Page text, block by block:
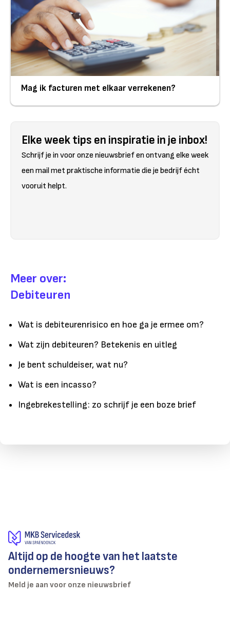
Mag ik facturen met elkaar verrekenen?
Elke week tips en inspiratie in je inbox!
Schrijf je in voor onze nieuwsbrief en ontvang elke week
een mail met praktische informatie die je bedrijf écht
vooruit helpt.
Meer over:
Debiteuren
Wat is debiteurenrisico en hoe ga je ermee om?
Wat zijn debiteuren? Betekenis en uitleg
Je bent schuldeiser, wat nu?
Wat is een incasso?
Ingebrekestelling: zo schrijf je een boze brief
Altijd op de hoogte van het laatste
ondernemersnieuws?
Meld je aan voor onze nieuwsbrief